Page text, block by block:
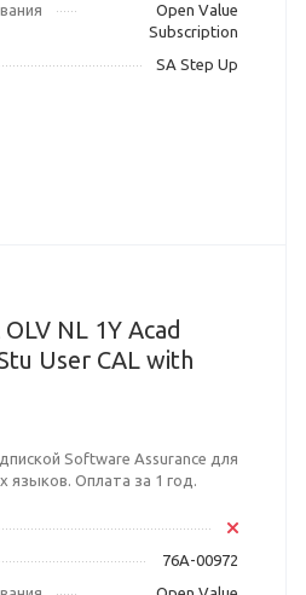
Open Value
Subscription
SA Step Up
NL 1Y Acad
User CAL with
Software Assurance для
языков. Оплата за 1 год.
76A-00972